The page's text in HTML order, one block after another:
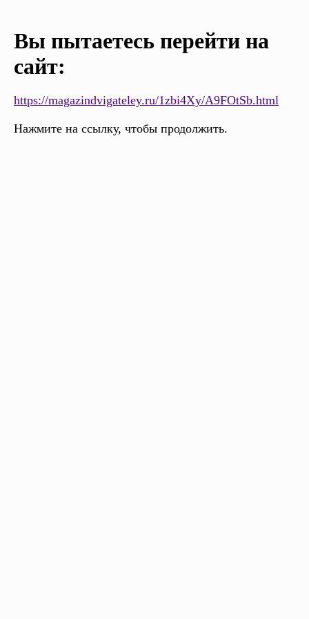
Вы пытаетесь перейти на
сайт:
https://magazindvigateley.ru/1zbi4Xy/A9FOtSb.html
Нажмите на ссылку, чтобы продолжить.